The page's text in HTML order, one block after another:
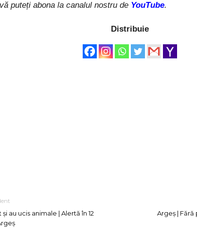
puteți abona la canalul nostru de YouTube.
Distribuie
au ucis animale | Alertă în 12
Argeș |